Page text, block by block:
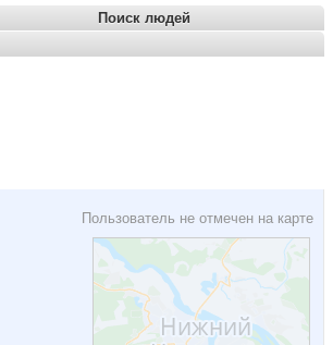
Поиск людей
Пользователь не отмечен на карте